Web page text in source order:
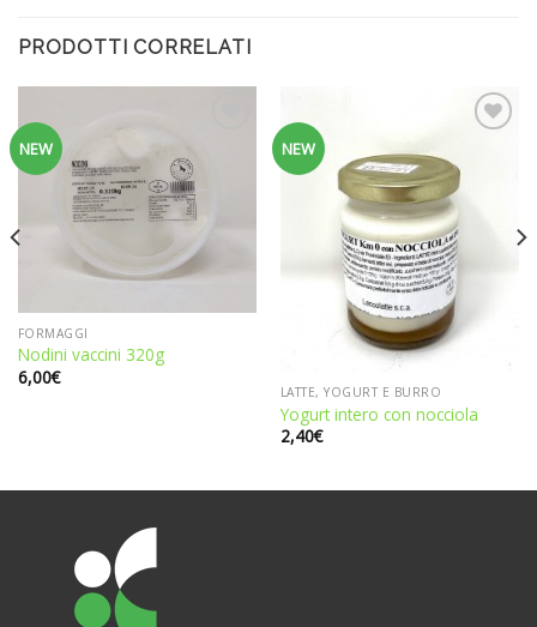
PRODOTTI CORRELATI
NEW
lista dei
desideri
FORMAGGI
Nodini vaccini 320g
6,00€
NEW
lista dei
desideri
LATTE, YOGURT E BURRO
Yogurt intero con nocciola
2,40€